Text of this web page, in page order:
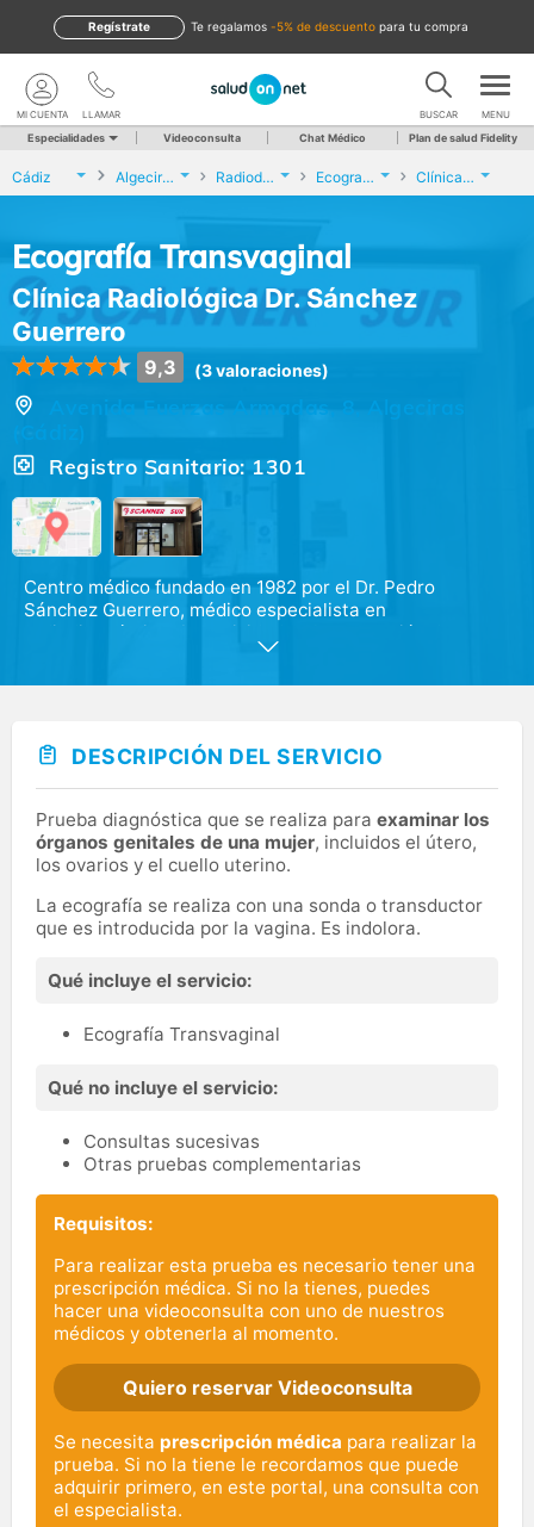
te regalamos -5% de descuento para tu compra
Regístrate
LLAMAR
MI CUENTA BUSCAR MENU
Especialidades Videoconsulta Chat Médico Plan de salud Fidelity
Cádiz Algeciras Radiodiagnóstico Ecografía Transvaginal Clínica Radiológica Dr. Sánchez Guerrero
Ecografía Transvaginal
Clínica Radiológica Dr. Sánchez
Guerrero
9,3 (3 valoraciones)
Avenida Fuerzas Armadas, 8, Algeciras
Registro Sanitario: 1301
Centro médico fundado en 1982 por el Dr. Pedro
Sánchez Guerrero, médico especialista en
radiodiagnóstico. Su actividad es la prestación de
servicios de diagnóstico médico por imagen a traves de
DESCRIPCIÓN DEL SERVICIO
Prueba diagnóstica que se realiza para examinar los
órganos genitales de una mujer, incluidos el útero,
los ovarios y el cuello uterino.
La ecografía se realiza con una sonda o transductor
que es introducida por la vagina. Es indolora.
Qué incluye el servicio:
Ecografía Transvaginal
Qué no incluye el servicio:
Consultas sucesivas
Otras pruebas complementarias
Requisitos:
Para realizar esta prueba es necesario tener una
prescripción médica. Si no la tienes, puedes
hacer una videoconsulta con uno de nuestros
médicos y obtenerla al momento.
Quiero reservar Videoconsulta
Se necesita prescripción médica para realizar la
prueba. Si no la tiene le recordamos que puede
adquirir primero, en este portal, una consulta con
el especialista.